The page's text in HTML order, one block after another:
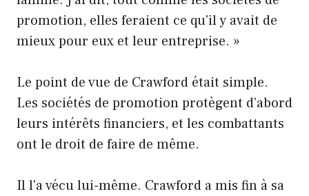
promotion, elles feraient ce qu'il y avait de
mieux pour eux et leur entreprise. »
Le point de vue de Crawford était simple.
Les sociétés de promotion protègent d’abord
leurs intérêts financiers, et les combattants
ont le droit de faire de même.
Il l'a vécu lui-même. Crawford a mis fin à sa